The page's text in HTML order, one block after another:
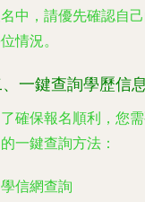
中，請優先確認自
情況。
一鍵查詢學歷信
確保報名順利，您
一鍵查詢方法：
信網查詢